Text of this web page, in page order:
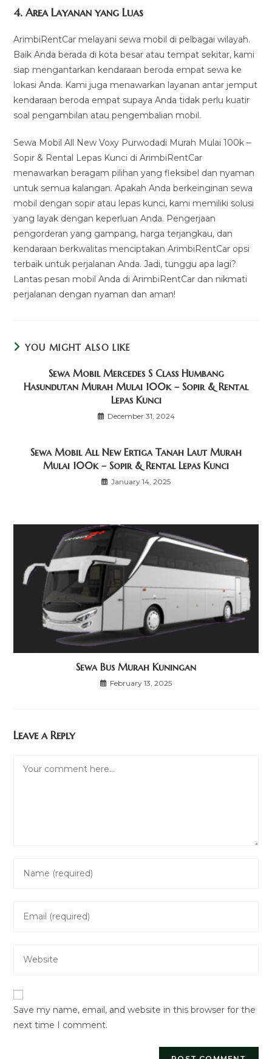
4.Area Layanan yang Luas
ArimbiRentCar melayani sewa mobil di pelbagai wilayah.
Baik Anda berada di kota besar atau tempat sekitar, kami
siap mengantarkan kendaraan beroda empat sewa ke
lokasi Anda. Kami juga menawarkan layanan antar jemput
kendaraan beroda empat supaya Anda tidak perlu kuatir
soal pengambilan atau pengembalian mobil.
Sewa Mobil All New Voxy Purwodadi Murah Mulai 100k –
Sopir & Rental Lepas Kunci di ArimbiRentCar
menawarkan beragam pilihan yang fleksibel dan nyaman
untuk semua kalangan. Apakah Anda berkeinginan sewa
mobil dengan sopir atau lepas kunci, kami memiliki solusi
yang layak dengan keperluan Anda. Pengerjaan
pengorderan yang gampang, harga terjangkau, dan
kendaraan berkwalitas menciptakan ArimbiRentCar opsi
terbaik untuk perjalanan Anda. Jadi, tunggu apa lagi?
Lantas pesan mobil Anda di ArimbiRentCar dan nikmati
perjalanan dengan nyaman dan aman!
YOU MIGHT ALSO LIKE
Sewa Mobil Mercedes S Class Humbang
Hasundutan Murah Mulai 100k – Sopir & Rental
Lepas Kunci
December 31, 2024
Sewa Mobil All New Ertiga Tanah Laut Murah
Mulai 100k – Sopir & Rental Lepas Kunci
January 14, 2025
Sewa Bus Murah Kuningan
February 13, 2025
Leave a Reply
comment
address
URL
(optional)
Save my name, email, and website in this browser for the
next time I comment.